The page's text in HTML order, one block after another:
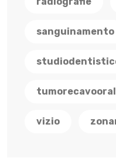
sanguinamento
vizio